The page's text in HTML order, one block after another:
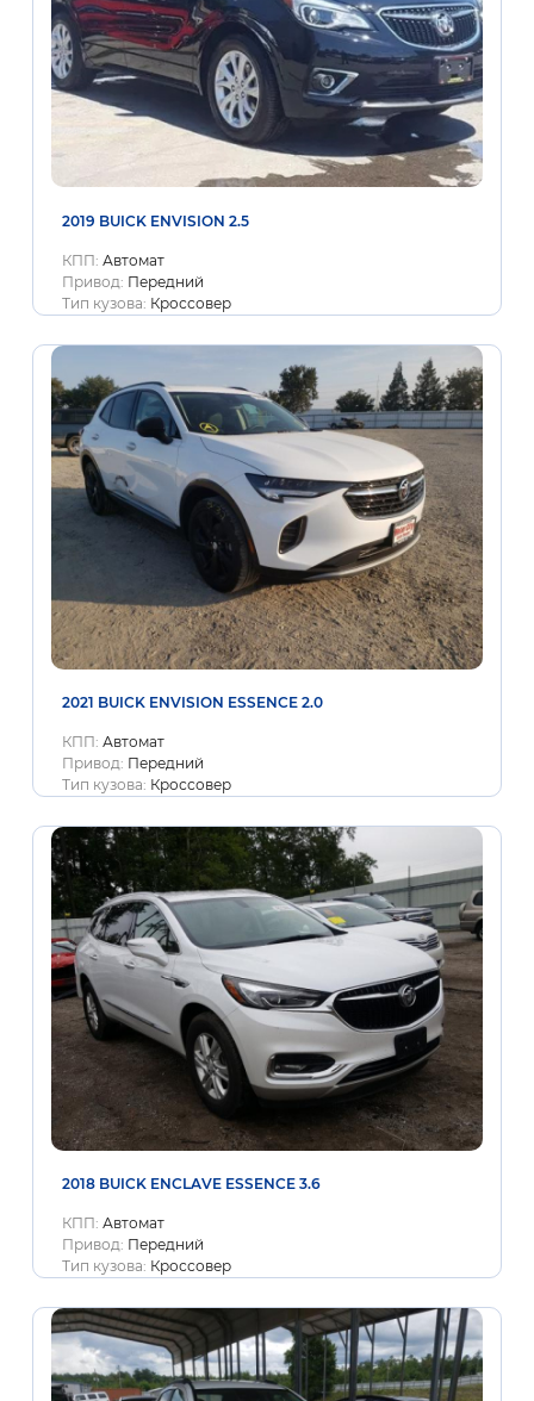
2019 BUICK ENVISION 2.5
КПП: Автомат
Привод: Передний
Тип кузова: Кроссовер
2021 BUICK ENVISION ESSENCE 2.0
КПП: Автомат
Привод: Передний
Тип кузова: Кроссовер
2018 BUICK ENCLAVE ESSENCE 3.6
КПП: Автомат
Привод: Передний
Тип кузова: Кроссовер